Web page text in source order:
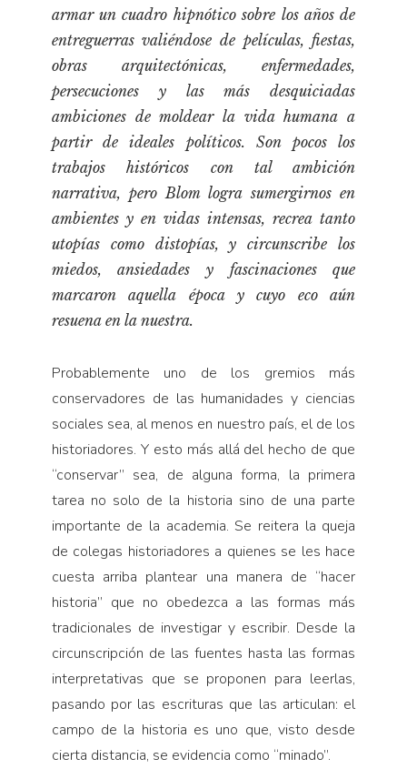
Relecturas
Sociedad
Turismo accidental
Vidas paralelas
Voces y lecturas
armar un cuadro hipnótico sobre los años de
entreguerras valiéndose de películas, fiestas,
obras arquitectónicas, enfermedades,
persecuciones y las más desquiciadas
ambiciones de moldear la vida humana a
partir de ideales políticos. Son pocos los
trabajos históricos con tal ambición
narrativa, pero Blom logra sumergirnos en
ambientes y en vidas intensas, recrea tanto
utopías como distopías, y circunscribe los
miedos, ansiedades y fascinaciones que
marcaron aquella época y cuyo eco aún
resuena en la nuestra.
Probablemente uno de los gremios más
conservadores de las humanidades y ciencias
sociales sea, al menos en nuestro país, el de los
historiadores. Y esto más allá del hecho de que
“conservar” sea, de alguna forma, la primera
tarea no solo de la historia sino de una parte
importante de la academia. Se reitera la queja
de colegas historiadores a quienes se les hace
cuesta arriba plantear una manera de “hacer
historia” que no obedezca a las formas más
tradicionales de investigar y escribir. Desde la
circunscripción de las fuentes hasta las formas
interpretativas que se proponen para leerlas,
pasando por las escrituras que las articulan: el
campo de la historia es uno que, visto desde
cierta distancia, se evidencia como “minado”.